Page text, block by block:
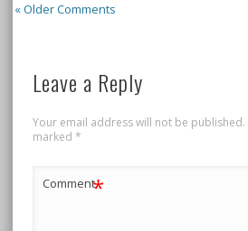
« Older Comments
Leave a Reply
Your email address will not be published.
marked *
Comment*